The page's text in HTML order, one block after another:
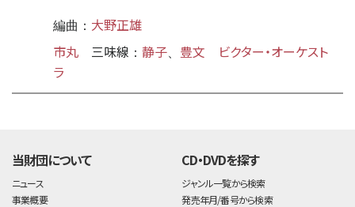
編曲： 大野正雄
市丸
三味線 ： 静子 豊文
ビクター・オーケスト
ラ
当財団について
ニュース
事業概要
CD・DVDを探す
ジャンル一覧から検索
発売年月/番号から検索